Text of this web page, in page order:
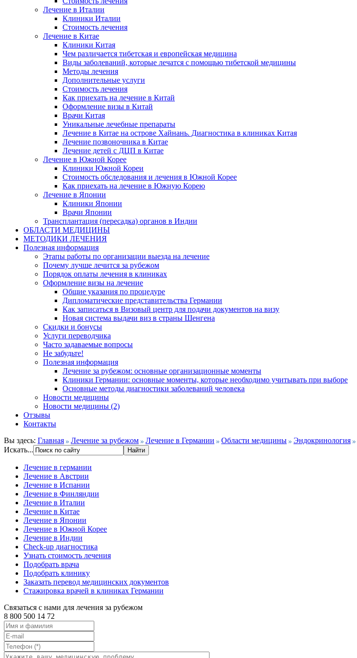
Лечение в Италии
Клиники Италии
Стоимость лечения
Лечение в Китае
Клиники Китая
Чем различается тибетская и европейская медицина
Виды заболеваний, которые лечатся с помощью тибетской медицины
Методы лечения
Дополнительные услуги
Стоимость лечения
Как приехать на лечение в Китай
Оформление визы в Китай
Врачи Китая
Уникальные лечебные препараты
Лечение в Китае на острове Хайнань. Диагностика в клиниках Китая
Лечение позвоночника в Китае
Лечение детей с ДЦП в Китае
Лечение в Южной Корее
Клиники Южной Кореи
Стоимость обследования и лечения в Южной Корее
Как приехать на лечение в Южную Корею
Лечение в Японии
Клиники Японии
Врачи Японии
Трансплантация (пересадка) органов в Индии
ОБЛАСТИ МЕДИЦИНЫ
МЕТОДИКИ ЛЕЧЕНИЯ
Полезная информация
Этапы работы по организации выезда на лечение
Почему лучше лечится за рубежом
Порядок оплаты лечения в клиниках
Оформление визы на лечение
Общие указания по процедуре
Дипломатические представительства Германии
Как записаться в Визовый центр для подачи документов на визу
Новая система выдачи виз в страны Шенгена
Скидки и бонусы
Услуги переводчика
Часто задаваемые вопросы
Не забудьте!
Полезная информация
Лечение за рубежом: основные организационные моменты
Клиники Германии: основные моменты, которые необходимо учитывать при выборе
Основные методы диагностики заболеваний человека
Новости медицины
Новости медицины (2)
Отзывы
Контакты
Вы здесь: Главная Лечение за рубежом Лечение в Германии Области медицины Эндокринология
Искать...
Лечение в германии
Лечение в Австрии
Лечение в Испании
Лечение в Финляндии
Лечение в Италии
Лечение в Китае
Лечение в Японии
Лечение в Южной Корее
Лечение в Индии
Check-up диагностика
Узнать стоимость лечения
Подобрать врача
Подобрать клинику
Заказать перевод медицинских документов
Стажировка врачей в клиниках Германии
Связаться с нами для лечения за рубежом
8 800 500 14 72